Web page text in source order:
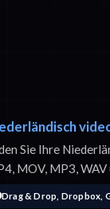
Sie Ihre
MOV, MP3,
Drag & Drop, Dropbox,